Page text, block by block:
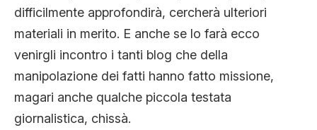
difficilmente approfondirà, cercherà ulteriori
materiali in merito. E anche se lo farà ecco
venirgli incontro i tanti blog che della
manipolazione dei fatti hanno fatto missione,
magari anche qualche piccola testata
giornalistica, chissà.